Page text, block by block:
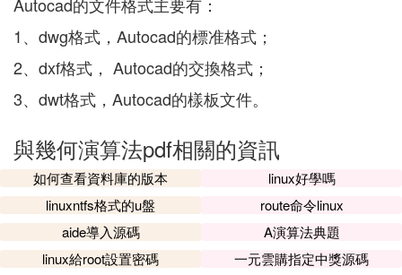
1、dwg格式，Autocad的標准格式；
2、dxf格式， Autocad的交換格式；
3、dwt格式，Autocad的樣板文件。
與幾何演算法pdf相關的資訊
如何查看資料庫的版本
linux好學嗎
linuxntfs格式的u盤
route命令linux
aide導入源碼
A演算法典題
linux給root設置密碼
一元雲購指定中獎源碼